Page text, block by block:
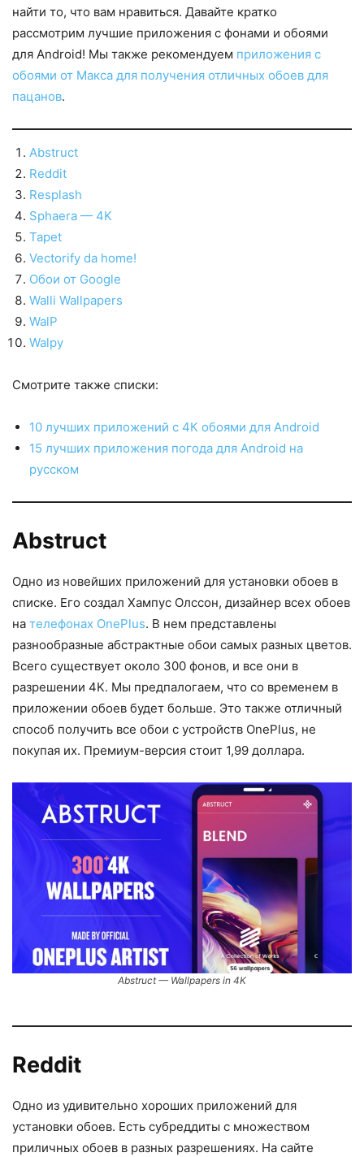
найти то, что вам нравиться. Давайте кратко
рассмотрим лучшие приложения с фонами и обоями
для Android! Мы также рекомендуем приложения с
обоями от Макса для получения отличных обоев для
пацанов.
Abstruct
Reddit
Resplash
Sphaera — 4K
Tapet
Vectorify da home!
Обои от Google
Walli Wallpapers
WalP
Walpy
Смотрите также списки:
10 лучших приложений с 4К обоями для Android
15 лучших приложения погода для Android на
русском
Abstruct
Одно из новейших приложений для установки обоев в
списке. Его создал Хампус Олссон, дизайнер всех обоев
на телефонах OnePlus. В нем представлены
разнообразные абстрактные обои самых разных цветов.
Всего существует около 300 фонов, и все они в
разрешении 4K. Мы предпалогаем, что со временем в
приложении обоев будет больше. Это также отличный
способ получить все обои с устройств OnePlus, не
покупая их. Премиум-версия стоит 1,99 доллара.
Abstruct — Wallpapers in 4K
Reddit
Одно из удивительно хороших приложений для
установки обоев. Есть субреддиты с множеством
приличных обоев в разных разрешениях. На сайте